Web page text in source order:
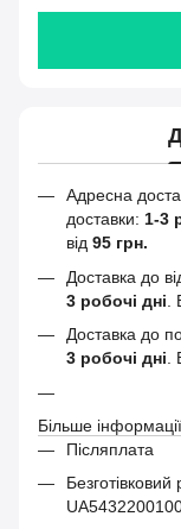
Адресна
доставки: 1-3
від 95 грн.
Доставка до
3 робочі дні
Доставка до
3 робочі дні
Більше
Післяплата